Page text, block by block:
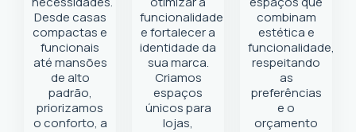
Desde casas
compactas e
funcionais
até mansões
de alto
padrão,
priorizamos
o conforto, a
funcionalidade
e fortalecer a
identidade da
sua marca.
Criamos
espaços
únicos para
lojas,
combinam
estética e
funcionalidade,
respeitando
as
preferências
e o
orçamento